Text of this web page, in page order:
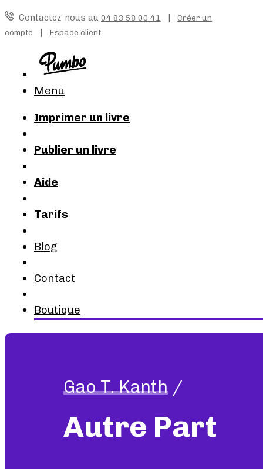
Contactez-nous au 04 83 58 00 41 | Créer un
compte | Espace client
Menu
Imprimer un livre
Publier un livre
Aide
Tarifs
Blog
Contact
Boutique
Gao T. Kanth /
Autre Part